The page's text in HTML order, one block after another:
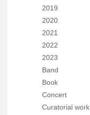
2019
2020
2021
2022
2023
Band
Book
Concert
Curatorial work